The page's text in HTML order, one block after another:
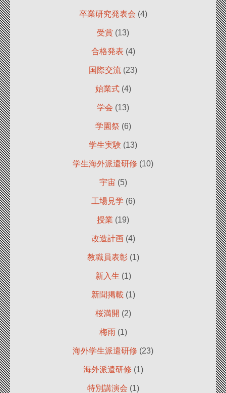
卒業研究発表会 (4)
受賞 (13)
合格発表 (4)
国際交流 (23)
始業式(4)
学会 (13)
学園祭 (6)
学生実験 (13)
学生海外派遣研修 (10)
宇宙 (5)
工場見学 (6)
授業 (19)
改造計画(4)
教職員表彰(1)
新入生 (1)
新聞掲載 (1)
桜満開 (2)
梅雨(1)
海外学生派遣研修 (23)
海外派遣研修 (1)
特別講演会 (1)